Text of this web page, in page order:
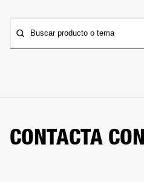
Buscar producto o tema
CONTACTA